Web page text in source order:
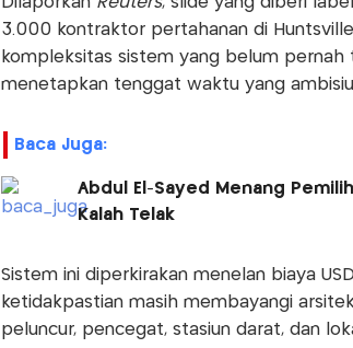
3.000 kontraktor pertahanan di
kompleksitas sistem yang belum
menetapkan tenggat waktu yang
Baca Juga:
Abdul El-Sayed Menang
Kalah Telak
Sistem ini diperkirakan menelan biaya
ketidakpastian masih membayangi
peluncur, pencegat, stasiun darat, dan